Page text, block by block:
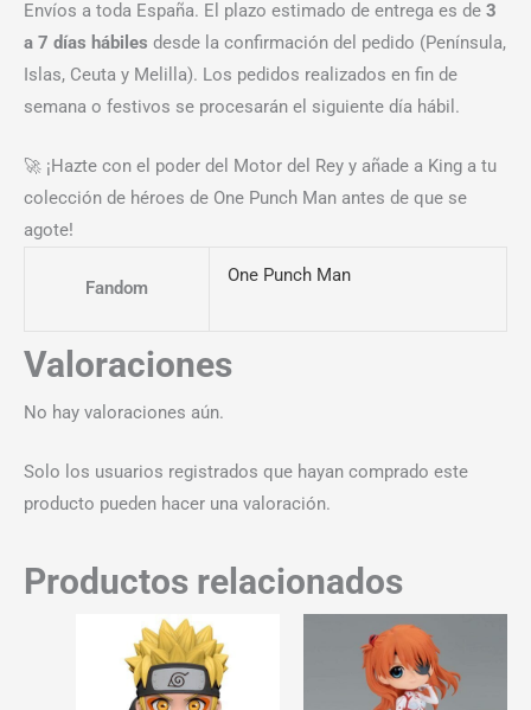
Envíos a toda España. El plazo estimado de entrega es de 3
a 7 días hábiles desde la confirmación del pedido (Península,
Islas, Ceuta y Melilla). Los pedidos realizados en fin de
semana o festivos se procesarán el siguiente día hábil.
🚀 ¡Hazte con el poder del Motor del Rey y añade a King a tu
colección de héroes de One Punch Man antes de que se
agote!
Fandom
One Punch Man
Valoraciones
No hay valoraciones aún.
Solo los usuarios registrados que hayan comprado este
producto pueden hacer una valoración.
Productos relacionados